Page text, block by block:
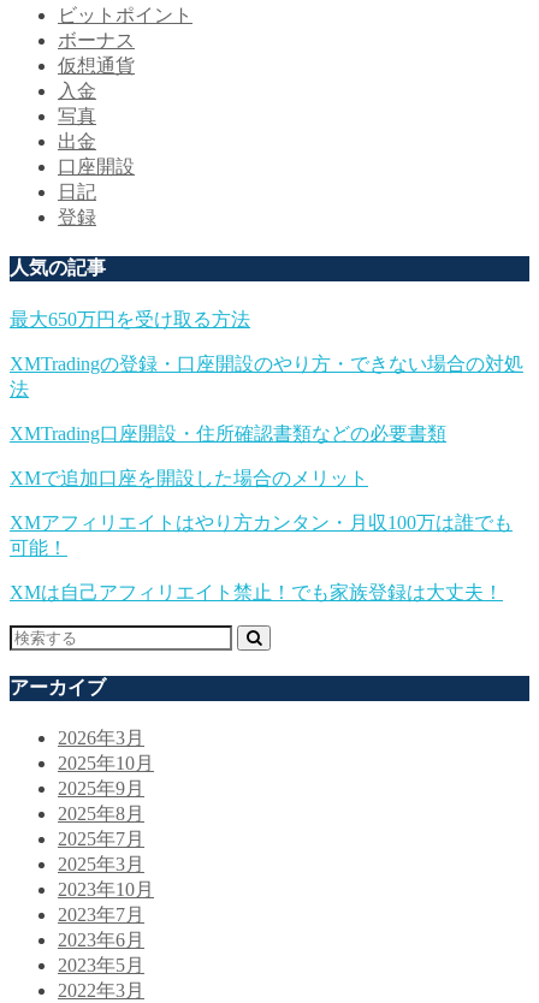
ビットポイント
ボーナス
仮想通貨
入金
写真
出金
口座開設
日記
登録
人気の記事
最大650万円を受け取る方法
XMTradingの登録・口座開設のやり方・できない場合の対処
法
XMTrading口座開設・住所確認書類などの必要書類
XMで追加口座を開設した場合のメリット
XMアフィリエイトはやり方カンタン・月収100万は誰でも
可能！
XMは自己アフィリエイト禁止！でも家族登録は大丈夫！
アーカイブ
2026年3月
2025年10月
2025年9月
2025年8月
2025年7月
2025年3月
2023年10月
2023年7月
2023年6月
2023年5月
2022年3月